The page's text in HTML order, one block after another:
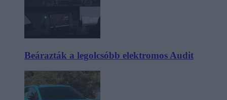
Beárazták a legolcsóbb elektromos Audit